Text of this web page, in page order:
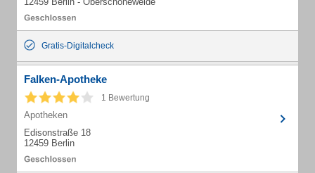
Gratis-Digitalcheck
Falken-Apotheke
1 Bewertung
Apotheken
Edisonstraße 18
12459 Berlin